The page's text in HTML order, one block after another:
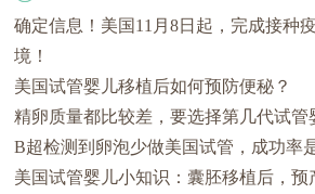
确定信息！美国11月8日起，完成接种
境！
美国试管婴儿移植后如何预防便秘？
精卵质量都比较差，要选择第几代试管
B超检测到卵泡少做美国试管，成功率
美国试管婴儿小知识：囊胚移植后，